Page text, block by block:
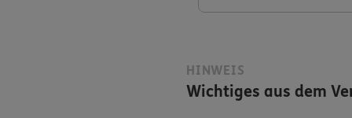
HINWEIS
Wichtiges aus dem